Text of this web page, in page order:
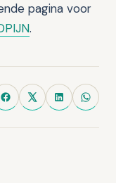
pagina voor
.